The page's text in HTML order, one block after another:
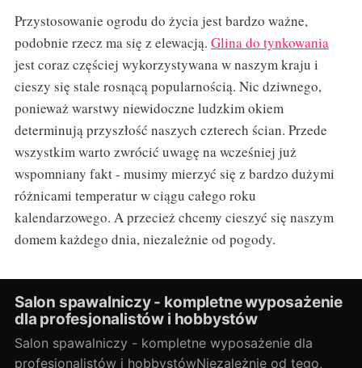
Przystosowanie ogrodu do życia jest bardzo ważne,
podobnie rzecz ma się z elewacją. Glina do tynkowania
jest coraz częściej wykorzystywana w naszym kraju i
cieszy się stale rosnącą popularnością. Nic dziwnego,
ponieważ warstwy niewidoczne ludzkim okiem
determinują przyszłość naszych czterech ścian. Przede
wszystkim warto zwrócić uwagę na wcześniej już
wspomniany fakt - musimy mierzyć się z bardzo dużymi
różnicami temperatur w ciągu całego roku
kalendarzowego. A przecież chcemy cieszyć się naszym
domem każdego dnia, niezależnie od pogody.
Salon spawalniczy - kompletne wyposażenie
dla profesjonalistów i hobbystów
Salon spawalniczy - kompletne wyposażenie dla
profesjonalistów i hobbystówNiezależnie od tego,